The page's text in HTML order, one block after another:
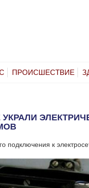
ПРОИСШЕСТВИЕ
подключения к